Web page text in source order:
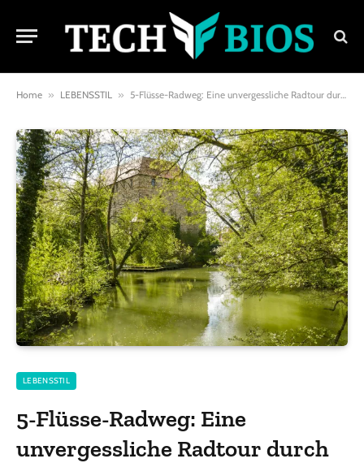
Home » LEBENSSTIL » 5-Flüsse-Radweg: Eine unvergessliche Radtour durch Bayerns schönste Flusslandschaften
LEBENSSTIL
5-Flüsse-Radweg: Eine
unvergessliche Radtour durch